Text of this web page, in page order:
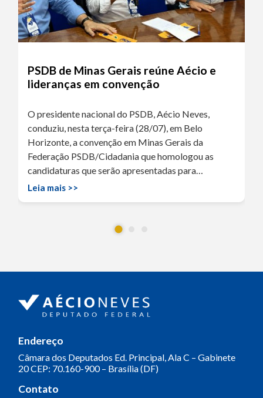
PSDB de Minas Gerais reúne Aécio e
lideranças em convenção
O presidente nacional do PSDB, Aécio Neves,
conduziu, nesta terça-feira (28/07), em Belo
Horizonte, a convenção em Minas Gerais da
Federação PSDB/Cidadania que homologou as
candidaturas que serão apresentadas para…
Leia mais >>
Endereço
Câmara dos Deputados Ed. Principal, Ala C – Gabinete
20CEP: 70.160-900 – Brasília (DF)
Contato